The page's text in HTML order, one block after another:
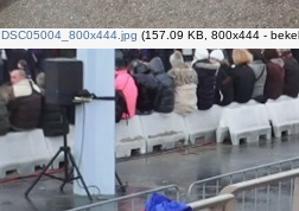
DSC05004_800x444.jpg (157.09 KB, 800x444 -